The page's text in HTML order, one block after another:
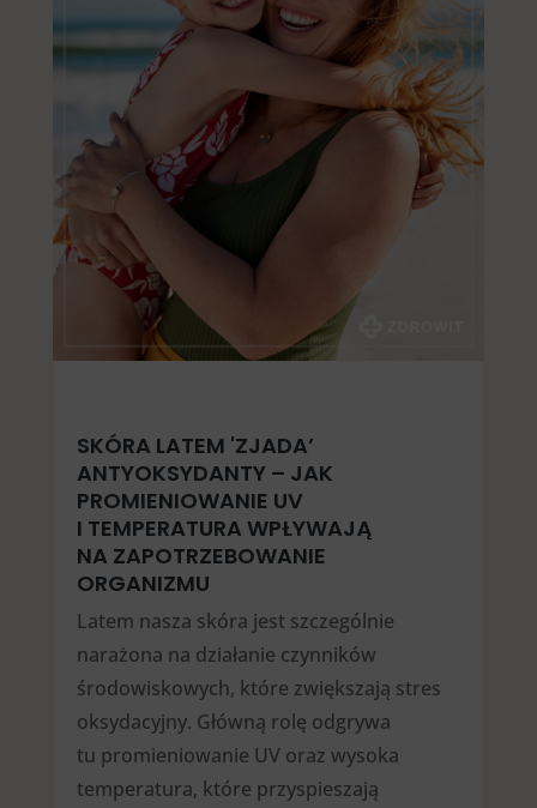
SKÓRA LATEM 'ZJADA’
ANTYOKSYDANTY – JAK
PROMIENIOWANIE UV
I TEMPERATURA WPŁYWAJĄ
NA ZAPOTRZEBOWANIE
ORGANIZMU
Latem nasza skóra jest szczególnie
narażona na działanie czynników
środowiskowych, które zwiększają stres
oksydacyjny. Główną rolę odgrywa
tu promieniowanie UV oraz wysoka
temperatura, które przyspieszają